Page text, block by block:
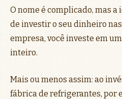
O nome é complicado, mas a
de investir o seu dinheiro
empresa, você investe em
inteiro.
Mais ou menos assim: ao
fábrica de refrigerantes, por